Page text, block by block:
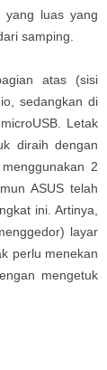
yang luas yang
samping.
atas (sisi
sedangkan di
Letak
diraih dengan
2
ASUS telah
ini. Artinya,
layar
perlu menekan
mengetuk